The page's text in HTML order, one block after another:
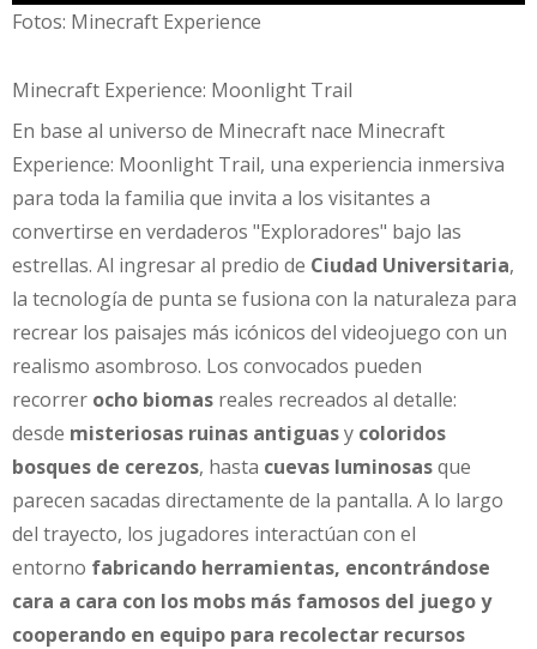
Fotos: Minecraft Experience
Minecraft Experience: Moonlight Trail
En base al universo de Minecraft nace Minecraft
Experience: Moonlight Trail, una experiencia inmersiva
para toda la familia que invita a los visitantes a
convertirse en verdaderos "Exploradores" bajo las
estrellas. Al ingresar al predio de Ciudad Universitaria,
la tecnología de punta se fusiona con la naturaleza para
recrear los paisajes más icónicos del videojuego con un
realismo asombroso. Los convocados pueden
recorrer ocho biomas reales recreados al detalle:
desde misteriosas ruinas antiguasy coloridos
bosques de cerezos, hasta cuevas luminosasque
parecen sacadas directamente de la pantalla. A lo largo
del trayecto, los jugadores interactúan con el
entorno fabricando herramientas, encontrándose
cara a cara con los mobs más famosos del juego y
cooperando en equipo para recolectar recursos